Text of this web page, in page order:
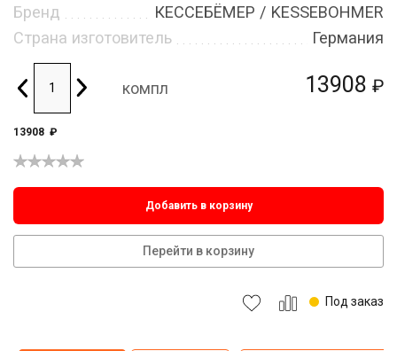
13908 ₽
Бренд
КЕССЕБЁМЕР / KESSEBOHMER
Страна изготовитель
Германия
компл
13908 ₽
Добавить в корзину
Перейти в корзину
Под заказ